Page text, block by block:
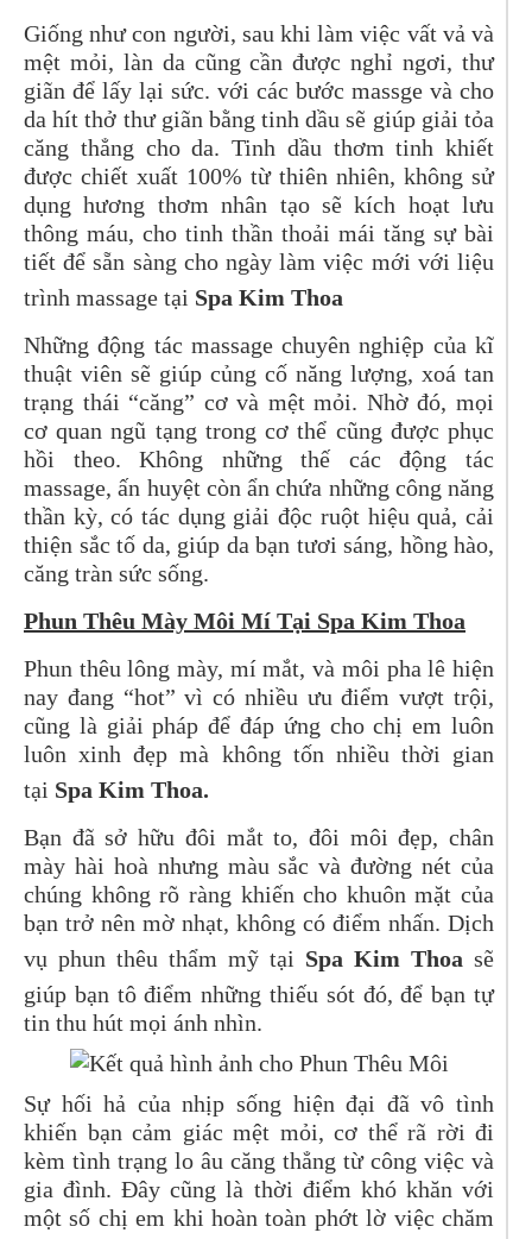
Giống như con người, sau khi làm việc vất vả và
mệt mỏi, làn da cũng cần được nghỉ ngơi, thư
giãn để lấy lại sức. với các bước massge và cho
da hít thở thư giãn bằng tinh dầu sẽ giúp giải tỏa
căng thẳng cho da. Tinh dầu thơm tinh khiết
được chiết xuất 100% từ thiên nhiên, không sử
dụng hương thơm nhân tạo sẽ kích hoạt lưu
thông máu, cho tinh thần thoải mái tăng sự bài
tiết để sẵn sàng cho ngày làm việc mới với liệu
trình massage tại Spa Kim Thoa
Những động tác massage chuyên nghiệp của kĩ
thuật viên sẽ giúp củng cố năng lượng, xoá tan
trạng thái “căng” cơ và mệt mỏi. Nhờ đó, mọi
cơ quan ngũ tạng trong cơ thể cũng được phục
hồi theo. Không những thế các động tác
massage, ấn huyệt còn ẩn chứa những công năng
thần kỳ, có tác dụng giải độc ruột hiệu quả, cải
thiện sắc tố da, giúp da bạn tươi sáng, hồng hào,
căng tràn sức sống.
Phun Thêu Mày Môi Mí Tại Spa Kim Thoa
Phun thêu lông mày, mí mắt, và môi pha lê hiện
nay đang “hot” vì có nhiều ưu điểm vượt trội,
cũng là giải pháp để đáp ứng cho chị em luôn
luôn xinh đẹp mà không tốn nhiều thời gian
tại Spa Kim Thoa.
Bạn đã sở hữu đôi mắt to, đôi môi đẹp, chân
mày hài hoà nhưng màu sắc và đường nét của
chúng không rõ ràng khiến cho khuôn mặt của
bạn trở nên mờ nhạt, không có điểm nhấn. Dịch
vụ phun thêu thẩm mỹ tại Spa Kim Thoa sẽ
giúp bạn tô điểm những thiếu sót đó, để bạn tự
tin thu hút mọi ánh nhìn.
Sự hối hả của nhịp sống hiện đại đã vô tình
khiến bạn cảm giác mệt mỏi, cơ thể rã rời đi
kèm tình trạng lo âu căng thẳng từ công việc và
gia đình. Đây cũng là thời điểm khó khăn với
một số chị em khi hoàn toàn phớt lờ việc chăm